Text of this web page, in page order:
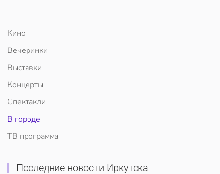
Кино
Вечеринки
Выставки
Концерты
Спектакли
В городе
ТВ программа
Последние новости Иркутска